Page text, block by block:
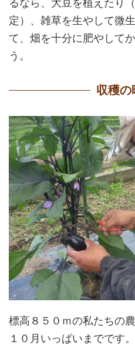
定）、雑草を生やして微
て、畑を十分に肥やして
う。
収穫の
標高８５０ｍの私たちの
１０月いっぱいまでです。